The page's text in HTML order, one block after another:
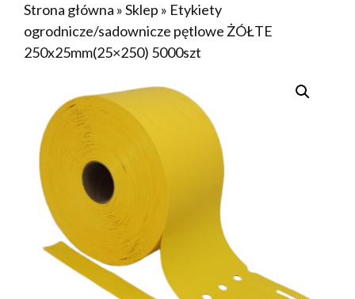
Strona główna »Sklep » Etykiety
ogrodnicze/sadownicze pętlowe ŻÓŁTE
250x25mm(25×250) 5000szt